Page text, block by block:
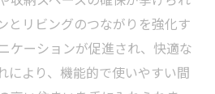
とリビングのつながりを強化す
ケーションが促進され、快適な
により、機能的で使いやすい間